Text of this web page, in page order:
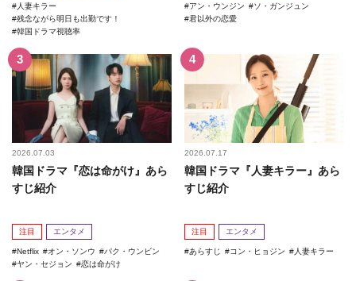
人妻キラー
残念ながら明日も出勤です！
韓国ドラマ視聴率
アン・ウンジン
ソ・ガンジュン
君以外の恋愛
2026.07.03
韓国ドラマ『恋は命がけ』あら
すじ紹介
注目 エンタメ
Netflix オン・ソンウ
パク・ウンビン
ヤン・セジョン
恋は命がけ
2026.07.17
韓国ドラマ『人妻キラー』あら
すじ紹介
注目 エンタメ
あらすじ コン・ヒョジン 人妻キラー